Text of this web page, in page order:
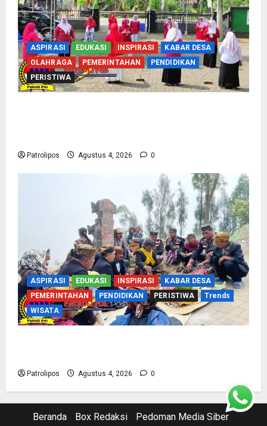
ASPIRASI EDUKASI INSPIRASI
KABAR DESA
OLAHRAGA
PEMERINTAHAN
PENDIDIKAN
PERISTIWA
Patrolipos Agustus 4, 2026 0
ASPIRASI EDUKASI INSPIRASI
KABAR DESA
PEMERINTAHAN
PENDIDIKAN PERISTIWA
Trends
WISATA
Patrolipos Agustus 4, 2026 0
Beranda Box Redaksi
Pedoman Media Siber